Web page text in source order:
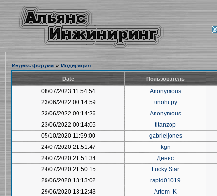
Индекс форума » Модерация
Date Пользователь
08/07/2023 11:54:54
Anonymous
23/06/2022 00:14:59
unohupy
23/06/2022 00:14:26
Anonymous
23/06/2022 00:14:05
titanzop
05/10/2020 11:59:00
gabrieljones
24/07/2020 21:51:47
kgn
24/07/2020 21:51:34
Денис
24/07/2020 21:50:15
Lucky Star
29/06/2020 13:13:02
rapid01019
29/06/2020 13:12:43
Artem_K